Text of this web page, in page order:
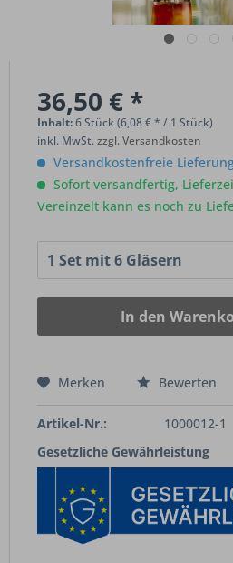
36,50 € *
Inhalt:6 Stück (6,08 € * / 1 Stück)
inkl. MwSt.zzgl. Versandkosten
Versandkostenfreie
Sofort versandfertig,
Vereinzelt kann es noch zu
In den
Merken Bewerten
Artikel-Nr.:
1000012-1
Gesetzliche Gewährleistung